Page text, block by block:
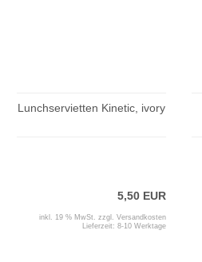
Lunchservietten Kinetic, ivory
5,50 EUR
inkl. 19 % MwSt. zzgl. Versandkosten
Lieferzeit: 8-10 Werktage